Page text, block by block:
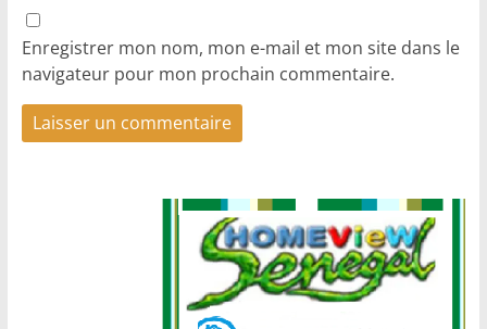
Enregistrer mon nom, mon e-mail et mon site dans le
navigateur pour mon prochain commentaire.